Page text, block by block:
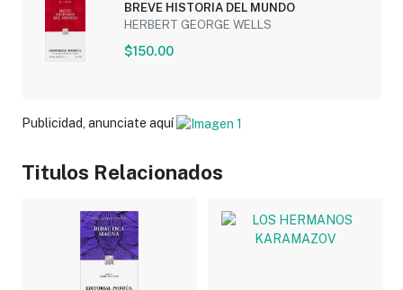
BREVE HISTORIA DEL MUNDO
HERBERT GEORGE WELLS
$150.00
Publicidad, anunciate aquí
Titulos Relacionados